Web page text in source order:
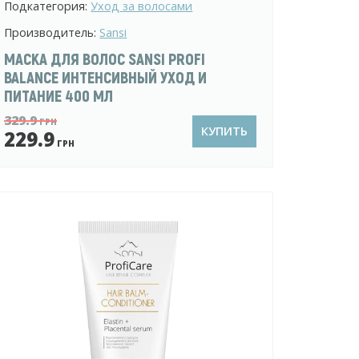
Подкатегория: Уход за волосами
Производитель: Sansi
МАСКА ДЛЯ ВОЛОС SANSI PROFI
BALANCE ИНТЕНСИВНЫЙ УХОД И
ПИТАНИЕ 400 МЛ
329.9ГРН
229.9 ГРН
КУПИТЬ